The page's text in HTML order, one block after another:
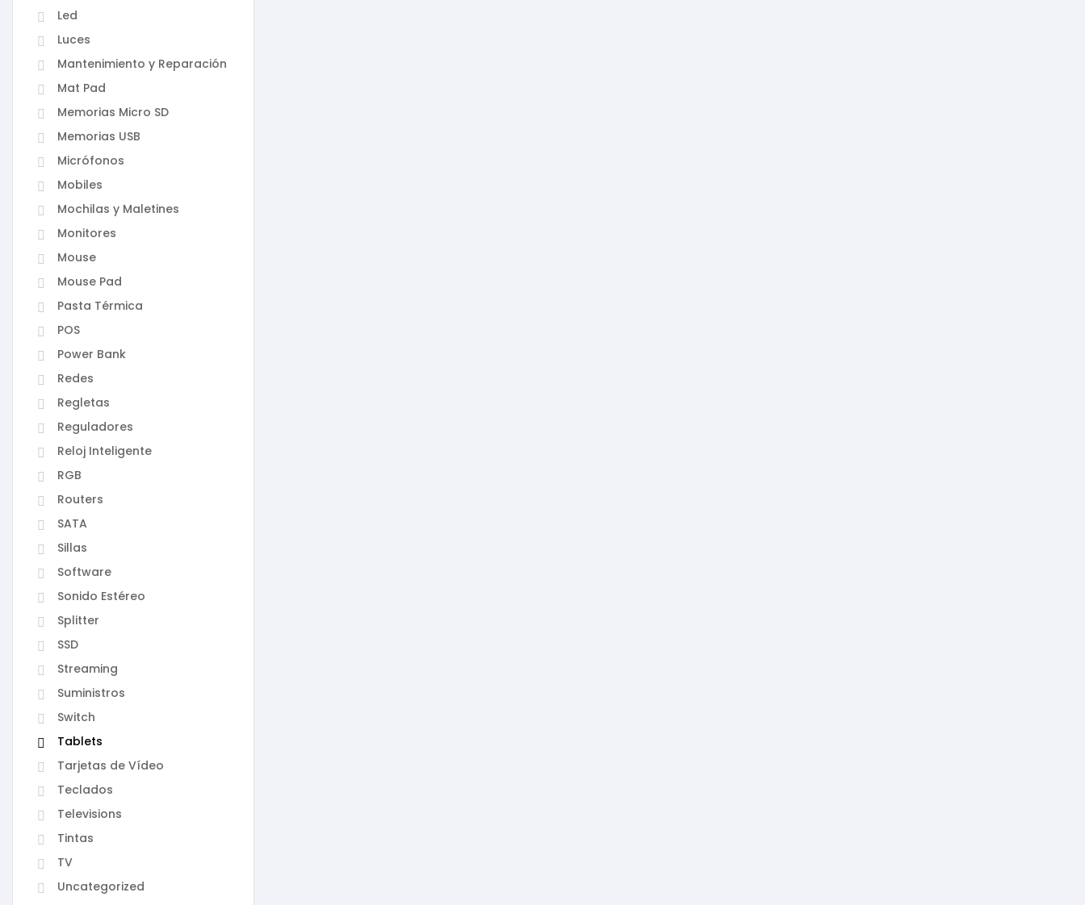
Led
Luces
Mantenimiento y Reparación
Mat Pad
Memorias Micro SD
Memorias USB
Micrófonos
Mobiles
Mochilas y Maletines
Monitores
Mouse
Mouse Pad
Pasta Térmica
POS
Power Bank
Redes
Regletas
Reguladores
Reloj Inteligente
RGB
Routers
SATA
Sillas
Software
Sonido Estéreo
Splitter
SSD
Streaming
Suministros
Switch
Tablets
Tarjetas de Vídeo
Teclados
Televisions
Tintas
TV
Uncategorized